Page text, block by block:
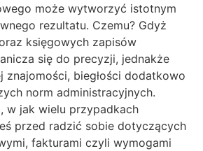
może wytworzyć istotnym
rezultatu. Czemu? Gdyż
księgowych zapisów
się do precyzji, jednakże
znajomości, biegłości dodatkowo
norm administracyjnych.
w jak wielu przypadkach
przed radzić sobie dotyczących
fakturami czyli wymogami